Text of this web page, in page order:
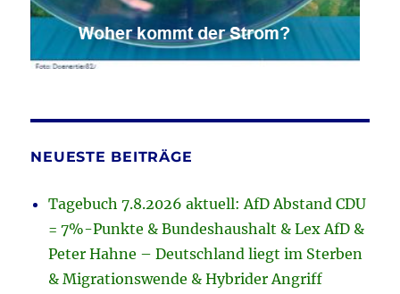
NEUESTE BEITRÄGE
Tagebuch 7.8.2026 aktuell: AfD Abstand CDU
= 7%-Punkte & Bundeshaushalt & Lex AfD &
Peter Hahne – Deutschland liegt im Sterben
& Migrationswende & Hybrider Angriff